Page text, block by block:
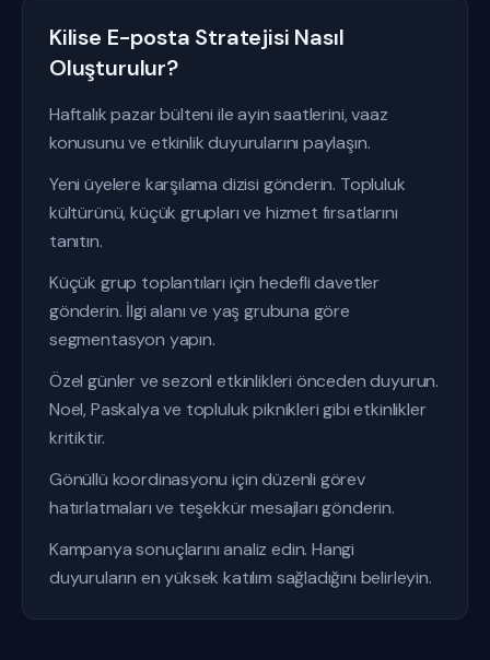
Kilise E-posta Stratejisi Nasıl
Oluşturulur?
Haftalık pazar bülteni ile ayin saatlerini, vaaz
konusunu ve etkinlik duyurularını paylaşın.
Yeni üyelere karşılama dizisi gönderin. Topluluk
kültürünü, küçük grupları ve hizmet fırsatlarını
tanıtın.
Küçük grup toplantıları için hedefli davetler
gönderin. İlgi alanı ve yaş grubuna göre
segmentasyon yapın.
Özel günler ve sezonl etkinlikleri önceden duyurun.
Noel, Paskalya ve topluluk piknikleri gibi etkinlikler
kritiktir.
Gönüllü koordinasyonu için düzenli görev
hatırlatmaları ve teşekkür mesajları gönderin.
Kampanya sonuçlarını analiz edin. Hangi
duyuruların en yüksek katılım sağladığını belirleyin.